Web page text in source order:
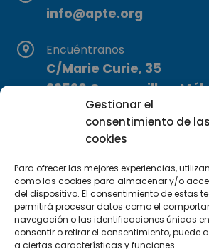
Gestionar el
consentimiento de las
cookies
Para ofrecer las mejores experiencias,
como las cookies para almacenar y/o
del dispositivo. El consentimiento de estas
permitirá procesar datos como el
navegación o las identificaciones únicas en
consentir o retirar el consentimiento, puede
a ciertas características y funciones.
info@apte.org
Encuéntranos
C/Marie Curie, 35
29590 Campanillas,
Suscríbete a nuestra
SUSCRÍBETE AQUÍ